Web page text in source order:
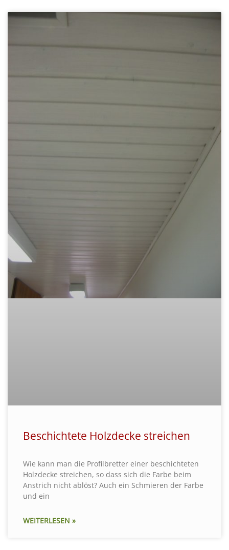
Beschichtete Holzdecke streichen
Wie kann man die Profilbretter einer beschichteten
Holzdecke streichen, so dass sich die Farbe beim
Anstrich nicht ablöst? Auch ein Schmieren der Farbe
und ein
WEITERLESEN »